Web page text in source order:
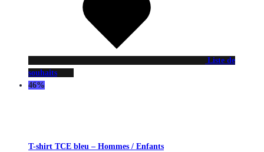
Liste de
souhaits
46%
T-shirt TCE bleu – Hommes / Enfants